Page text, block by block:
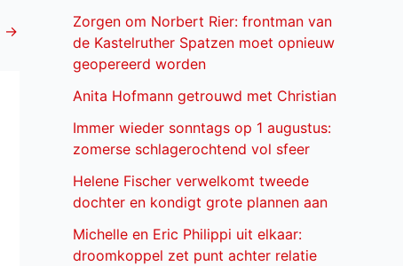
→
Zorgen om Norbert Rier: frontman van
de Kastelruther Spatzen moet opnieuw
geopereerd worden
Anita Hofmann getrouwd met Christian
Immer wieder sonntags op 1 augustus:
zomerse schlagerochtend vol sfeer
Helene Fischer verwelkomt tweede
dochter en kondigt grote plannen aan
Michelle en Eric Philippi uit elkaar:
droomkoppel zet punt achter relatie